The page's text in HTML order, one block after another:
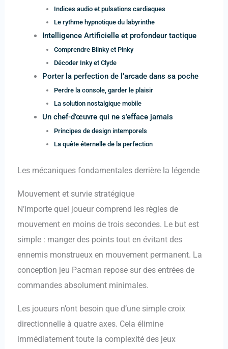
Indices audio et pulsations cardiaques
Le rythme hypnotique du labyrinthe
Intelligence Artificielle et profondeur tactique
Comprendre Blinky et Pinky
Décoder Inky et Clyde
Porter la perfection de l’arcade dans sa poche
Perdre la console, garder le plaisir
La solution nostalgique mobile
Un chef-d’œuvre qui ne s’efface jamais
Principes de design intemporels
La quête éternelle de la perfection
Les mécaniques fondamentales derrière la légende
Mouvement et survie stratégique
N’importe quel joueur comprend les règles de
mouvement en moins de trois secondes. Le but est
simple : manger des points tout en évitant des
ennemis monstrueux en mouvement permanent. La
conception jeu Pacman repose sur des entrées de
commandes absolument minimales.
Les joueurs n’ont besoin que d’une simple croix
directionnelle à quatre axes. Cela élimine
immédiatement toute la complexité des jeux